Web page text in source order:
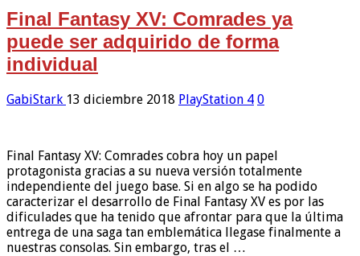
Final Fantasy XV: Comrades ya
puede ser adquirido de forma
individual
GabiStark 13 diciembre 2018 PlayStation 4 0
Final Fantasy XV: Comrades cobra hoy un papel
protagonista gracias a su nueva versión totalmente
independiente del juego base. Si en algo se ha podido
caracterizar el desarrollo de Final Fantasy XV es por las
dificulades que ha tenido que afrontar para que la última
entrega de una saga tan emblemática llegase finalmente a
nuestras consolas. Sin embargo, tras el …